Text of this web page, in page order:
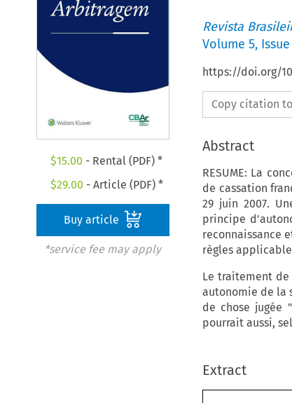
$15.00 - Rental (PDF) *
$29.00 - Article (PDF) *
Buy article
*service fee may apply
Revista
Volume 5,
https://doi.org/
Copy citation
Abstract
RESUME: La
de cassation
29 juin 2007.
principe
reconnaissance
règles
Le traitement
autonomie de la
de chose jugée
pourrait aussi,
Extract